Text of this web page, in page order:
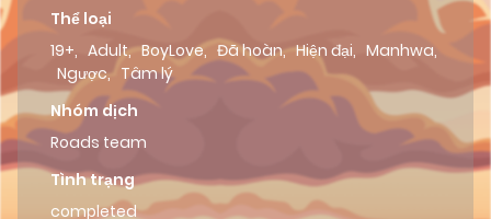
Thể loại
19+, Adult, BoyLove, Đã hoàn, Hiện đại, Manhwa,
Ngược, Tâm lý
Nhóm dịch
Roads team
Tình trạng
completed